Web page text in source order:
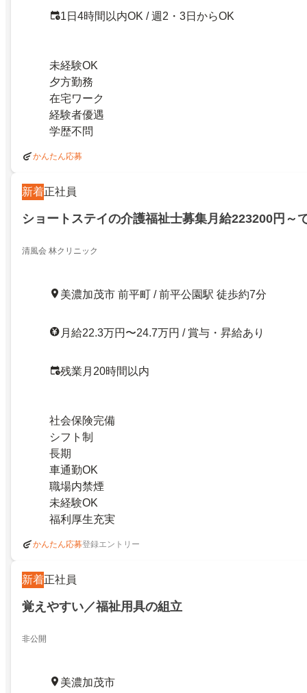
1日4時間以内OK / 週2・3日からOK
未経験OK
夕方勤務
在宅ワーク
経験者優遇
学歴不問
かんたん応募
新着正社員
ショートステイの介護福祉士募集月給223200円～
清風会 林クリニック
美濃加茂市 前平町 / 前平公園駅 徒歩約7分
月給22.3万円〜24.7万円 / 賞与・昇給あり
残業月20時間以内
社会保険完備
シフト制
長期
車通勤OK
職場内禁煙
未経験OK
福利厚生充実
かんたん応募登録エントリー
新着正社員
覚えやすい／福祉用具の組立
非公開
美濃加茂市